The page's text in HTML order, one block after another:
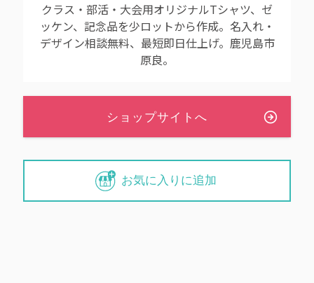
クラス・部活・大会用オリジナルTシャツ、ゼ
ッケン、記念品を少ロットから作成。名入れ・
デザイン相談無料、最短即日仕上げ。鹿児島市
原良。
お気に入りに追加